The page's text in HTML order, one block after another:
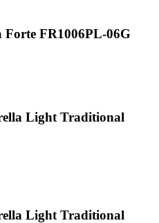
Forte FR1006PL-06G
Light Traditional
Light Traditional